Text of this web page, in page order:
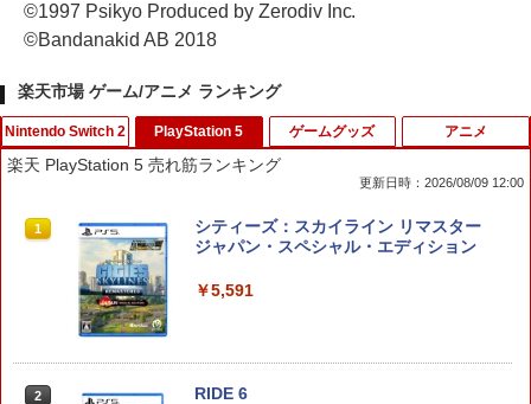
©1997 Psikyo Produced by Zerodiv Inc.
©Bandanakid AB 2018
楽天市場 ゲーム/アニメ ランキング
Nintendo Switch 2
1
ホリ ワイヤレスホリパッド TURBO for
Nintendo Switch 2 ルビーマゼンタ [N
2
【特典】ドラゴンクエストモンスターズ
PlayStation 5
楽天 PlayStation 5 売れ筋ランキング
更新日時：2026/08/09 12:00
1
シティーズ：スカイライン リマスター
ジャパン・スペシャル・エディション
￥5,591
2 RIDE 6
ゲームグッズ アニメ